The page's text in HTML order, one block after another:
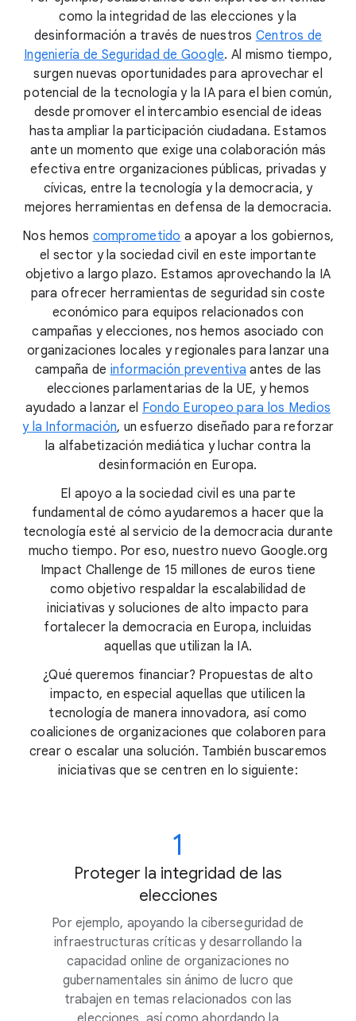
como la integridad de las elecciones y la
desinformación a través de nuestros Centros de
Ingeniería de Seguridad de Google. Al mismo tiempo,
surgen nuevas oportunidades para aprovechar el
potencial de la tecnología y la IA para el bien común,
desde promover el intercambio esencial de ideas
hasta ampliar la participación ciudadana. Estamos
ante un momento que exige una colaboración más
efectiva entre organizaciones públicas, privadas y
cívicas, entre la tecnología y la democracia, y
mejores herramientas en defensa de la democracia.
Nos hemos comprometido a apoyar a los gobiernos,
el sector y la sociedad civil en este importante
objetivo a largo plazo. Estamos aprovechando la IA
para ofrecer herramientas de seguridad sin coste
económico para equipos relacionados con
campañas y elecciones, nos hemos asociado con
organizaciones locales y regionales para lanzar una
campaña de información preventiva antes de las
elecciones parlamentarias de la UE, y hemos
ayudado a lanzar el Fondo Europeo para los Medios
y la Información, un esfuerzo diseñado para reforzar
la alfabetización mediática y luchar contra la
desinformación en Europa.
El apoyo a la sociedad civil es una parte
fundamental de cómo ayudaremos a hacer que la
tecnología esté al servicio de la democracia durante
mucho tiempo. Por eso, nuestro nuevo Google.org
Impact Challenge de 15 millones de euros tiene
como objetivo respaldar la escalabilidad de
iniciativas y soluciones de alto impacto para
fortalecer la democracia en Europa, incluidas
aquellas que utilizan la IA.
¿Qué queremos financiar? Propuestas de alto
impacto, en especial aquellas que utilicen la
tecnología de manera innovadora, así como
coaliciones de organizaciones que colaboren para
crear o escalar una solución. También buscaremos
iniciativas que se centren en lo siguiente:
1
Proteger la integridad de las
elecciones
Por ejemplo, apoyando la ciberseguridad de
infraestructuras críticas y desarrollando la
capacidad online de organizaciones no
gubernamentales sin ánimo de lucro que
trabajen en temas relacionados con las